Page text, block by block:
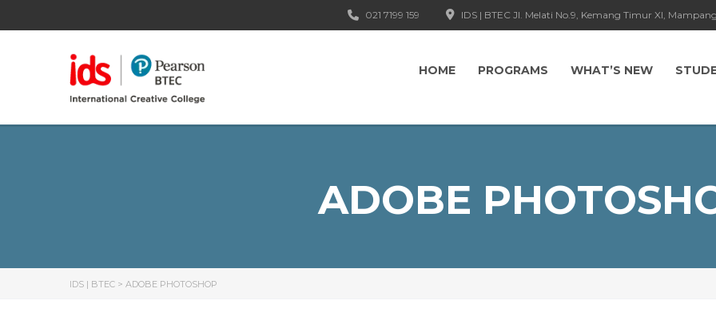
IDS | BTEC Jl. Melati No.9, Kemang Timur XI,
021 7199 159
HOME PROGRAMS WHAT’S NEW
ADOBE
IDS | BTEC > ADOBE PHOTOSHOP